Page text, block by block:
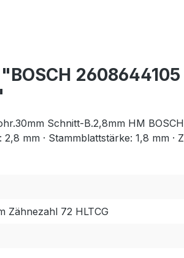
Schnitt-B.2,8mm HM
2,8 mm · Stammblattstärke: 1,8
Zähnezahl 72 HLTCG